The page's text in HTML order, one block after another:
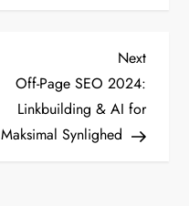
Next
Post
Next
Off-Page SEO 2024:
Linkbuilding & AI for
Maksimal Synlighed